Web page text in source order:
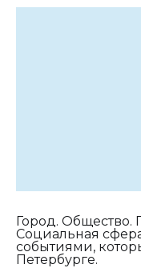
Город. Общество.
Социальная
событиями,
Петербурге.